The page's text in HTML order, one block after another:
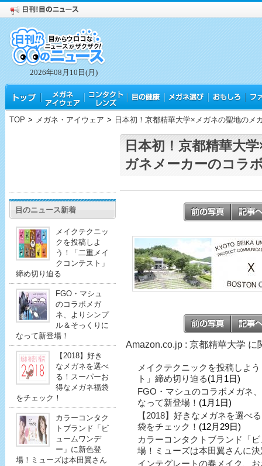
2026年08月10日(月)
TOP > メガネ・アイウェア > 日本初！京都精華大学×メガネの聖地のメ
目のニュース新着
メイクテクニッ
クを投稿しよ
う！「二重メイ
クコンテスト」
締め切り迫る
FGO・マシュ
のコラボメガ
ネ、よりシンプ
ル＆そっくりに
なって新登場！
【2018】好き
なメガネを選べ
る！スーパーお
得なメガネ福袋
をチェック！
カラーコンタク
トブランド「ビ
ュームワンデ
ー」に新色登
場！ミューズは本田翼さん
日本初！京都精華大
ガネメーカーのコラ
Amazon.co.jp : 京都精華大学 に
メイクテクニックを投稿しよ
ト」締め切り迫る(1月1日)
FGO・マシュのコラボメガネ
なって新登場！ (1月1日)
【2018】好きなメガネを選べ
袋をチェック！ (12月29日)
カラーコンタクトブランド「
場！ミューズは本田翼さんに決
インテグレートの春メイク、